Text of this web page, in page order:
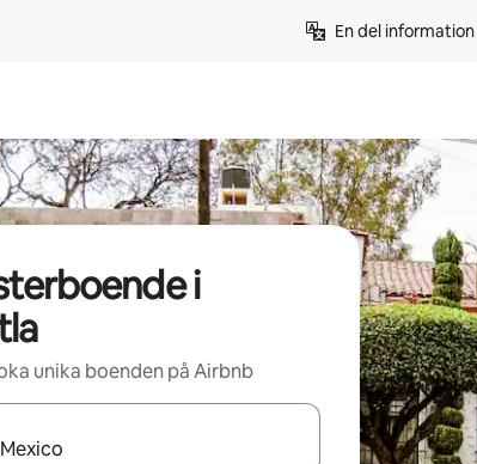
En del
i
unika boenden på Airbnb
är tillgängliga kan du navigera med upp- och